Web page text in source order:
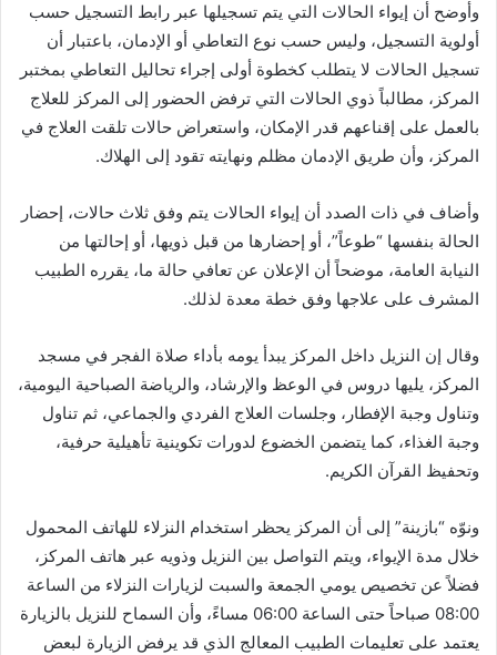
وأوضح أن إيواء الحالات التي يتم تسجيلها عبر رابط التسجيل حسب
أولوية التسجيل، وليس حسب نوع التعاطي أو الإدمان، باعتبار أن
تسجيل الحالات لا يتطلب كخطوة أولى إجراء تحاليل التعاطي بمختبر
المركز، مطالباً ذوي الحالات التي ترفض الحضور إلى المركز للعلاج
بالعمل على إقناعهم قدر الإمكان، واستعراض حالات تلقت العلاج في
المركز، وأن طريق الإدمان مظلم ونهايته تقود إلى الهلاك.
وأضاف في ذات الصدد أن إيواء الحالات يتم وفق ثلاث حالات، إحضار
الحالة بنفسها “طوعاً”، أو إحضارها من قبل ذويها، أو إحالتها من
النيابة العامة، موضحاً أن الإعلان عن تعافي حالة ما، يقرره الطبيب
المشرف على علاجها وفق خطة معدة لذلك.
وقال إن النزيل داخل المركز يبدأ يومه بأداء صلاة الفجر في مسجد
المركز، يليها دروس في الوعظ والإرشاد، والرياضة الصباحية اليومية،
وتناول وجبة الإفطار، وجلسات العلاج الفردي والجماعي، ثم تناول
وجبة الغذاء، كما يتضمن الخضوع لدورات تكوينية تأهيلية حرفية،
وتحفيظ القرآن الكريم.
ونوّه “بازينة” إلى أن المركز يحظر استخدام النزلاء للهاتف المحمول
خلال مدة الإيواء، ويتم التواصل بين النزيل وذويه عبر هاتف المركز،
فضلاً عن تخصيص يومي الجمعة والسبت لزيارات النزلاء من الساعة
08:00 صباحاً حتى الساعة 06:00 مساءً، وأن السماح للنزيل بالزيارة
يعتمد على تعليمات الطبيب المعالج الذي قد يرفض الزيارة لبعض